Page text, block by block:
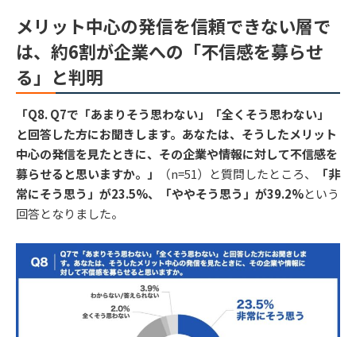
メリット中心の発信を信頼できない層で
は、約6割が企業への「不信感を募らせ
る」と判明
「Q8. Q7で「あまりそう思わない」「全くそう思わない」
と回答した方にお聞きします。あなたは、そうしたメリット
中心の発信を見たときに、その企業や情報に対して不信感を
募らせると思いますか。」
（n=51）と質問したところ、
「非
常にそう思う」が23.5%、「ややそう思う」が39.2%という
回答となりました。